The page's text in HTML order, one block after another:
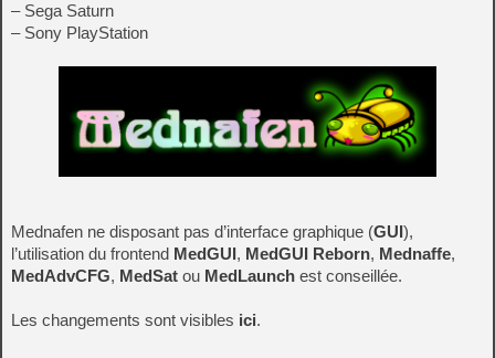
– Sega Saturn
– Sony PlayStation
Mednafen ne disposant pas d’interface graphique (GUI),
l’utilisation du frontend MedGUI, MedGUI Reborn, Mednaffe,
MedAdvCFG, MedSat ou MedLaunch est conseillée.
Les changements sont visibles ici.